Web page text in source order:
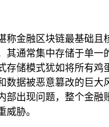
称金融区块链最基础且
其通常集中存储于单一
存储模式犹如将所有鸡
数据被恶意篡改的巨大
部出现问题，整个金融
威胁。